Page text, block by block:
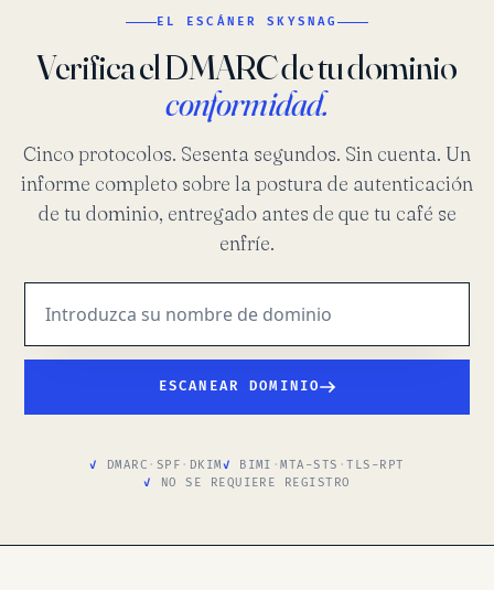
EL ESCÁNER SKYSNAG
Verifica el DMARC de tu dominio
conformidad.
Cinco protocolos. Sesenta segundos. Sin cuenta. Un
informe completo sobre la postura de autenticación
de tu dominio, entregado antes de que tu café se
enfríe.
ESCANEAR DOMINIO
DMARC · SPF · DKIM BIMI ·MTA-STS ·TLS-RPT
NO SE REQUIERE REGISTRO